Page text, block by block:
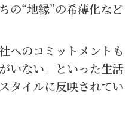
の“地縁”の希薄化など
へのコミットメントも
いない」といった生活
タイルに反映されてい